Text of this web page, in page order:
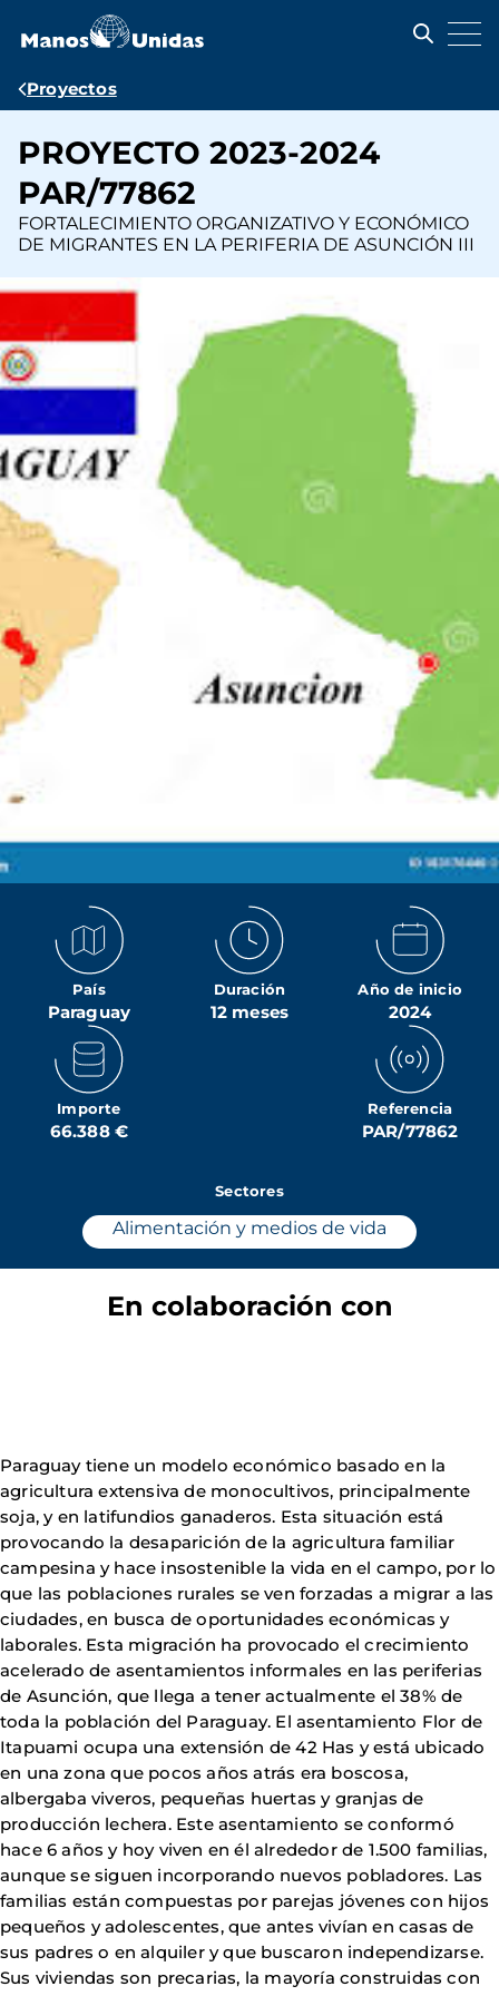
contenido
Ruta
navegación
Proyectos
PROYECTO 2023-2024
PAR/77862
FORTALECIMIENTO ORGANIZATIVO Y ECONÓMICO
DE MIGRANTES EN LA PERIFERIA DE ASUNCIÓN III
País
Paraguay
Duración
12 meses
Año de inicio
2024
Importe
66.388 €
Referencia
PAR/77862
Sectores
Alimentación y medios de vida
En colaboración con
Paraguay tiene un modelo económico basado en la
agricultura extensiva de monocultivos, principalmente
soja, y en latifundios ganaderos. Esta situación está
provocando la desaparición de la agricultura familiar
campesina y hace insostenible la vida en el campo, por lo
que las poblaciones rurales se ven forzadas a migrar a las
ciudades, en busca de oportunidades económicas y
laborales. Esta migración ha provocado el crecimiento
acelerado de asentamientos informales en las periferias
de Asunción, que llega a tener actualmente el 38% de
toda la población del Paraguay. El asentamiento Flor de
Itapuami ocupa una extensión de 42 Has y está ubicado
en una zona que pocos años atrás era boscosa,
albergaba viveros, pequeñas huertas y granjas de
producción lechera. Este asentamiento se conformó
hace 6 años y hoy viven en él alrededor de 1.500 familias,
aunque se siguen incorporando nuevos pobladores. Las
familias están compuestas por parejas jóvenes con hijos
pequeños y adolescentes, que antes vivían en casas de
sus padres o en alquiler y que buscaron independizarse.
Sus viviendas son precarias, la mayoría construidas con